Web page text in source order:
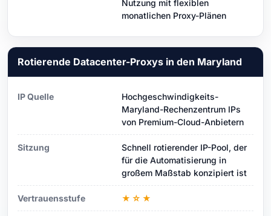
Nutzung mit flexiblen
monatlichen Proxy-Plänen
Rotierende Datacenter-Proxys in den Maryland
IP Quelle
Hochgeschwindigkeits-
Maryland-Rechenzentrum IPs
von Premium-Cloud-Anbietern
Sitzung
Schnell rotierender IP-Pool, der
für die Automatisierung in
großem Maßstab konzipiert ist
Vertrauensstufe ★☆★